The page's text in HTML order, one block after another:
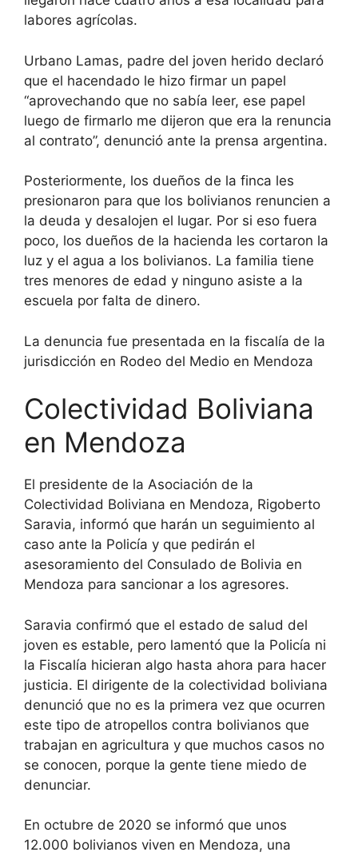
labores agrícolas.
Urbano Lamas, padre del joven herido declaró
que el hacendado le hizo firmar un papel
“aprovechando que no sabía leer, ese papel
luego de firmarlo me dijeron que era la renuncia
al contrato”, denunció ante la prensa argentina.
Posteriormente, los dueños de la finca les
presionaron para que los bolivianos renuncien a
la deuda y desalojen el lugar. Por si eso fuera
poco, los dueños de la hacienda les cortaron la
luz y el agua a los bolivianos. La familia tiene
tres menores de edad y ninguno asiste a la
escuela por falta de dinero.
La denuncia fue presentada en la fiscalía de la
jurisdicción en Rodeo del Medio en Mendoza
Colectividad Boliviana
en Mendoza
El presidente de la Asociación de la
Colectividad Boliviana en Mendoza, Rigoberto
Saravia, informó que harán un seguimiento al
caso ante la Policía y que pedirán el
asesoramiento del Consulado de Bolivia en
Mendoza para sancionar a los agresores.
Saravia confirmó que el estado de salud del
joven es estable, pero lamentó que la Policía ni
la Fiscalía hicieran algo hasta ahora para hacer
justicia. El dirigente de la colectividad boliviana
denunció que no es la primera vez que ocurren
este tipo de atropellos contra bolivianos que
trabajan en agricultura y que muchos casos no
se conocen, porque la gente tiene miedo de
denunciar.
En octubre de 2020 se informó que unos
12.000 bolivianos viven en Mendoza, una